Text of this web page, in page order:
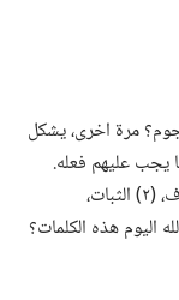
مرة اخرى،‏ يشكل
يجب عليهم فعله.‏
لاحِظ انه طُلب من الشعب فعل ثلاثة امور:‏ (‏١)‏ الوقوف،‏ (‏٢)‏ الثبات،‏
اليوم هذه الكلمات؟‏